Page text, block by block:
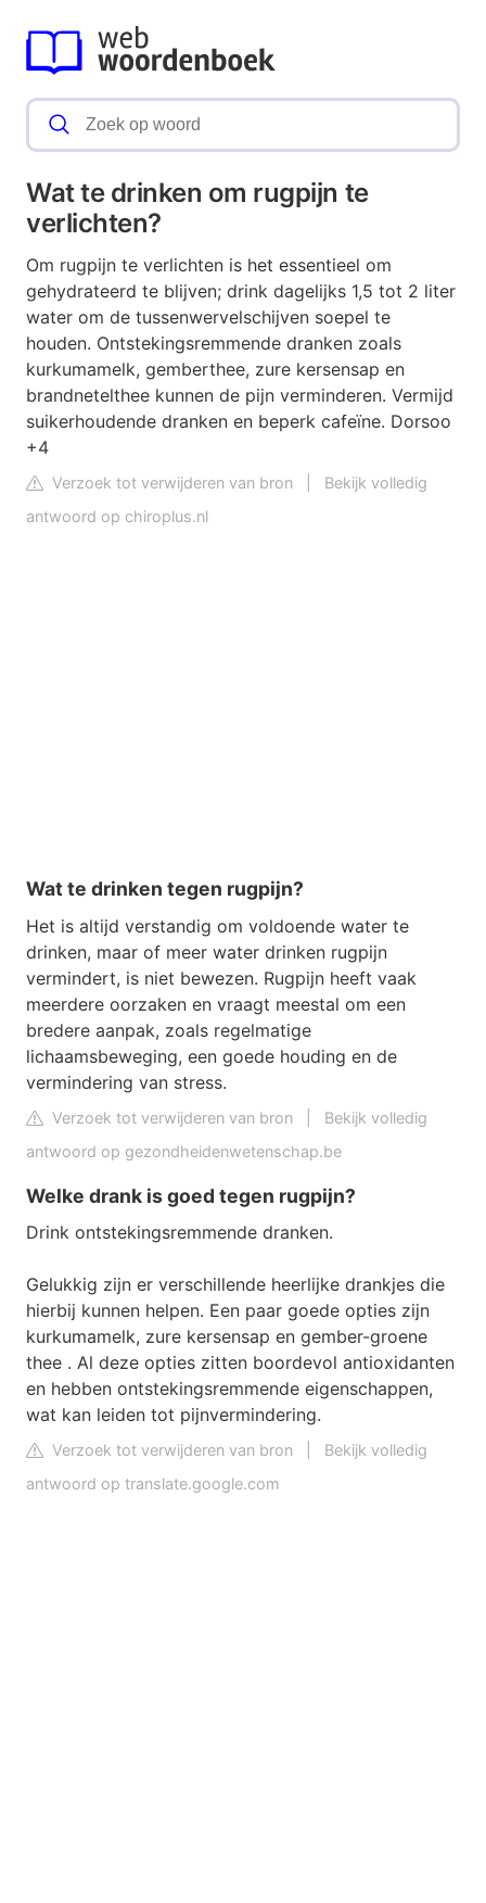
Wat te drinken om rugpijn te
verlichten?
Om rugpijn te verlichten is het essentieel om
gehydrateerd te blijven; drink dagelijks 1,5 tot 2 liter
water om de tussenwervelschijven soepel te
houden. Ontstekingsremmende dranken zoals
kurkumamelk, gemberthee, zure kersensap en
brandnetelthee kunnen de pijn verminderen. Vermijd
suikerhoudende dranken en beperk cafeïne. Dorsoo
+4
Verzoek tot verwijderen van bron
Bekijk volledig
antwoord op chiroplus.nl
Wat te drinken tegen rugpijn?
Het is altijd verstandig om voldoende water te
drinken, maar of meer water drinken rugpijn
vermindert, is niet bewezen. Rugpijn heeft vaak
meerdere oorzaken en vraagt meestal om een
bredere aanpak, zoals regelmatige
lichaamsbeweging, een goede houding en de
vermindering van stress.
Verzoek tot verwijderen van bron
Bekijk volledig
antwoord op gezondheidenwetenschap.be
Welke drank is goed tegen rugpijn?
Drink ontstekingsremmende dranken.
Gelukkig zijn er verschillende heerlijke drankjes die
hierbij kunnen helpen. Een paar goede opties zijn
kurkumamelk, zure kersensap en gember-groene
thee . Al deze opties zitten boordevol antioxidanten
en hebben ontstekingsremmende eigenschappen,
wat kan leiden tot pijnvermindering.
Verzoek tot verwijderen van bron
Bekijk volledig
antwoord op translate.google.com